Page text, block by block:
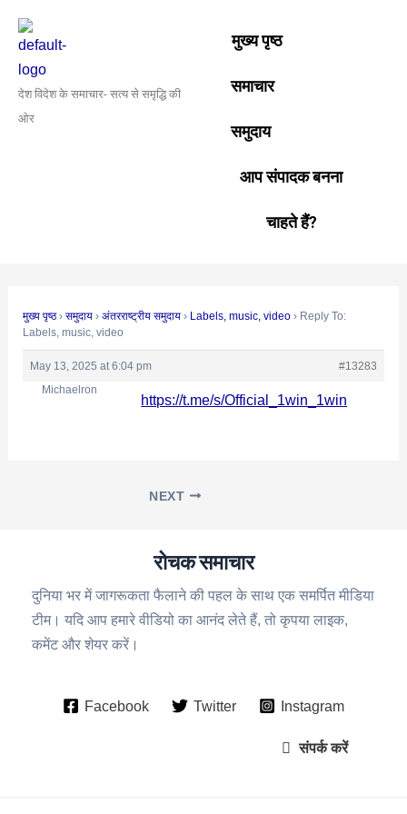
content
देश विदेश के समाचार- सत्य से समृद्धि की
ओर
मुख्य पृष्ठ
समाचार
समुदाय
आप संपादक बनना
चाहते हैं?
मुख्य पृष्ठ › समुदाय › अंतरराष्ट्रीय समुदाय › Labels, music, video › Reply To:
Labels, music, video
May 13, 2025 at 6:04 pm
#13283
Michaelron
https://t.me/s/Official_1win_1win
navigation
NEXT
रोचक समाचार
दुनिया भर में जागरूकता फैलाने की पहल के साथ एक समर्पित मीडिया
टीम। यदि आप हमारे वीडियो का आनंद लेते हैं, तो कृपया लाइक,
कमेंट और शेयर करें।
Facebook Twitter Instagram
संपर्क करें